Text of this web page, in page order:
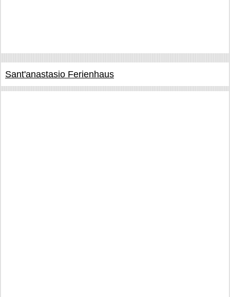
Sant'anastasio Ferienhaus